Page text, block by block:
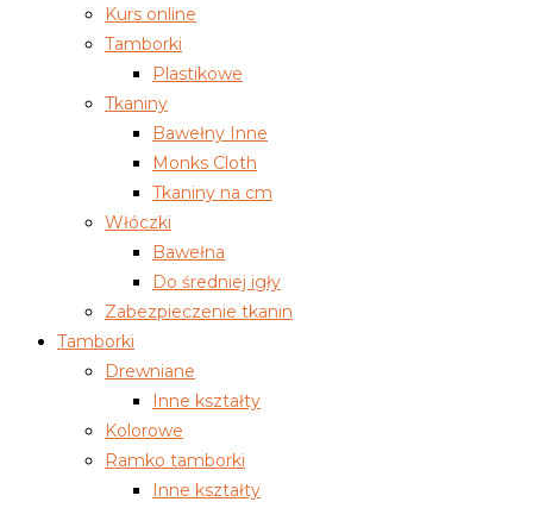
Kurs online
Tamborki
Plastikowe
Tkaniny
Bawełny Inne
Monks Cloth
Tkaniny na cm
Włóczki
Bawełna
Do średniej igły
Zabezpieczenie tkanin
Tamborki
Drewniane
Inne kształty
Kolorowe
Ramko tamborki
Inne kształty